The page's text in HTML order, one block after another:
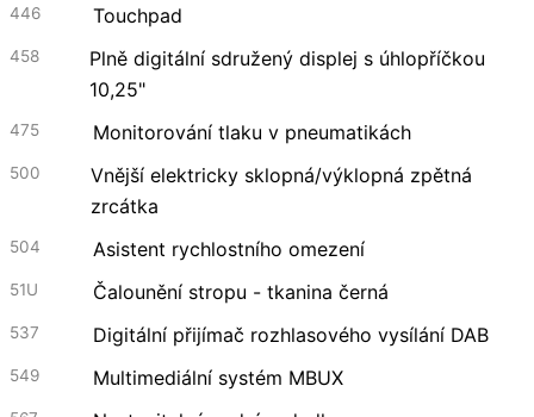
446 Touchpad
458
Plně digitální sdružený displej s úhlopříčkou
10,25"
475 Monitorování tlaku v pneumatikách
500
Vnější elektricky sklopná/výklopná zpětná
zrcátka
504 Asistent rychlostního omezení
51U Čalounění stropu - tkanina černá
537 Digitální přijímač rozhlasového vysílání DAB
549 Multimediální systém MBUX